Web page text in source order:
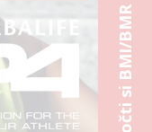
Vypočti si BMI/BMR